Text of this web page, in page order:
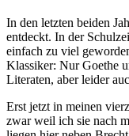
In den letzten beiden
entdeckt. In der
einfach zu viel
Klassiker: Nur Goethe
Literaten, aber leider
Erst jetzt in meinen
zwar weil ich sie nach